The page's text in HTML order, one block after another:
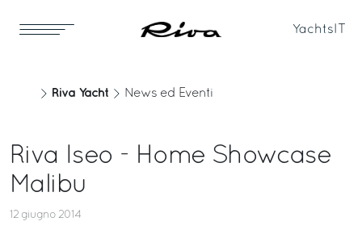
Yachts
Riva Yacht News ed Eventi
Riva Iseo - Home Showcase
Malibu
12 giugno 2014